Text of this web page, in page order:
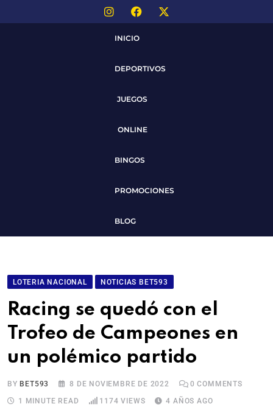
INICIO
DEPORTIVOS
JUEGOS
ONLINE
BINGOS
PROMOCIONES
BLOG
LOTERIA NACIONAL NOTICIAS BET593
Racing se quedó con el
Trofeo de Campeones en
un polémico partido
BY BET593 8 DE NOVIEMBRE DE 2022 0 COMMENTS
1 MINUTE READ
1174 VIEWS 4 AÑOS AGO